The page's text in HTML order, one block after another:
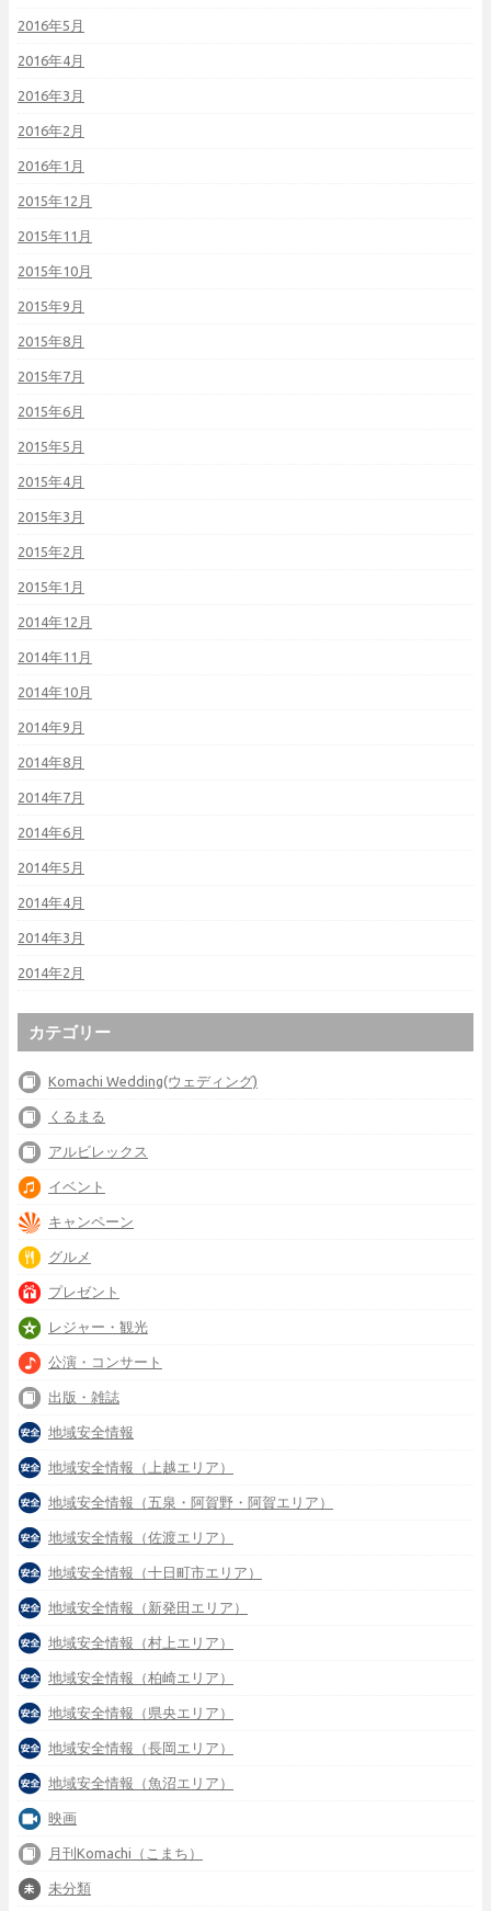
2016年5月
2016年4月
2016年3月
2016年2月
2016年1月
2015年12月
2015年11月
2015年10月
2015年9月
2015年8月
2015年7月
2015年6月
2015年5月
2015年4月
2015年3月
2015年2月
2015年1月
2014年12月
2014年11月
2014年10月
2014年9月
2014年8月
2014年7月
2014年6月
2014年5月
2014年4月
2014年3月
2014年2月
カテゴリー
Komachi Wedding(ウェディング)
くるまる
アルビレックス
イベント
キャンペーン
グルメ
プレゼント
レジャー・観光
公演・コンサート
出版・雑誌
地域安全情報
地域安全情報（上越エリア）
地域安全情報（五泉・阿賀野・阿賀エリア）
地域安全情報（佐渡エリア）
地域安全情報（十日町市エリア）
地域安全情報（新発田エリア）
地域安全情報（村上エリア）
地域安全情報（柏崎エリア）
地域安全情報（県央エリア）
地域安全情報（長岡エリア）
地域安全情報（魚沼エリア）
映画
月刊Komachi（こまち）
未分類